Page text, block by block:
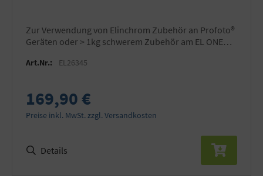
zur Verwendung von Elinchrom Zubehör an Profoto®
Geräten oder > 1kg schwerem Zubehör am EL ONE
Art.Nr.: EL26345
169,90 €
Preise inkl. MwSt. zzgl. Versandkosten
Details